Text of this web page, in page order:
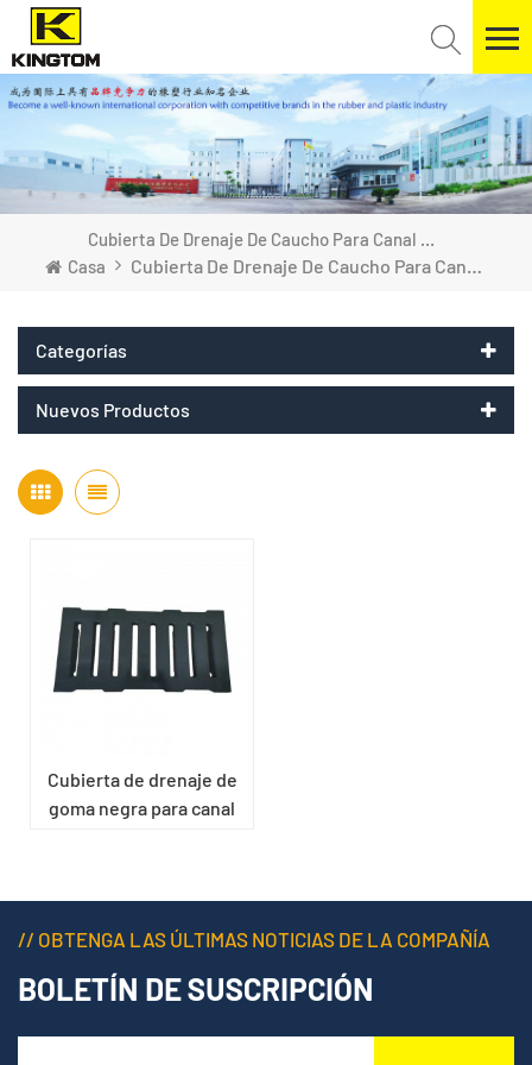
Cubierta De Drenaje De Caucho Para Canal De Hipódromo
Casa
Categorías
Nuevos Productos
Cubierta de drenaje de
goma negra para canal
// OBTENGA LAS ÚLTIMAS NOTICIAS DE LA COMPAÑÍA
BOLETÍN DE SUSCRIPCIÓN